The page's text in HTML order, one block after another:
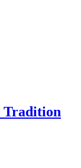
Tradition